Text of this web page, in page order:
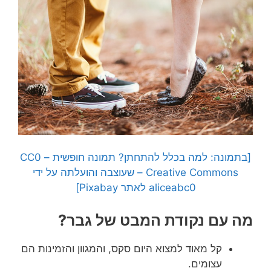
[בתמונה: למה בכלל להתחתן? תמונה חופשית – CC0
Creative Commons – שעוצבה והועלתה על ידי
aliceabc0 לאתר Pixabay]
מה עם נקודת המבט של גבר?
קל מאוד למצוא היום סקס, והמגוון והזמינות הם
עצומים.